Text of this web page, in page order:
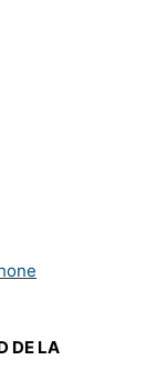
DE LA